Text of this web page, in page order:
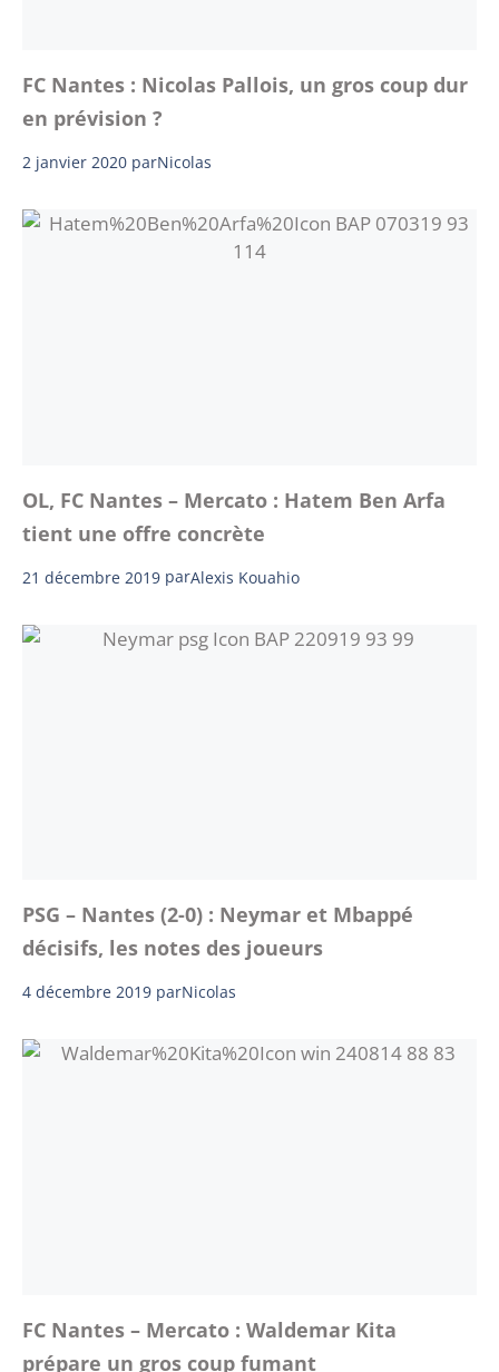
FC Nantes : Nicolas Pallois, un gros coup dur
en prévision ?
2 janvier 2020 parNicolas
OL, FC Nantes – Mercato : Hatem Ben Arfa
tient une offre concrète
21 décembre 2019 parAlexis Kouahio
PSG – Nantes (2-0) : Neymar et Mbappé
décisifs, les notes des joueurs
4 décembre 2019 parNicolas
FC Nantes – Mercato : Waldemar Kita
prépare un gros coup fumant